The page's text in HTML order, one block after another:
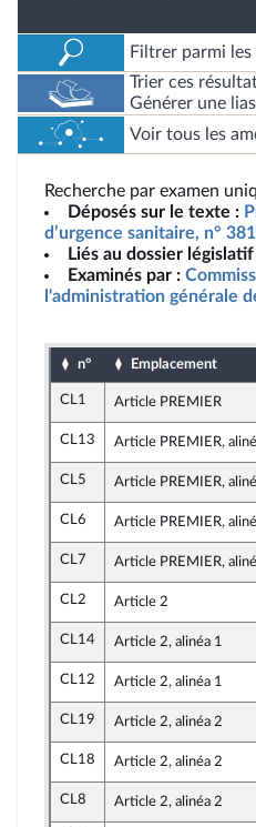
Filtrer parmi les
Trier ces
Générer une
Voir tous les
Recherche par examen
Déposés sur le texte :
d’urgence sanitaire, n°
Liés au dossier législatif
Examinés par :
l'administration générale
n° Emplacement
CL1 Article PREMIER
CL13 Article PREMIER,
CL5 Article PREMIER,
CL6 Article PREMIER,
CL7 Article PREMIER,
CL2 Article 2
CL14 Article 2, alinéa 1
CL12 Article 2, alinéa 1
CL19 Article 2, alinéa 2
CL18 Article 2, alinéa 2
CL8 Article 2, alinéa 2